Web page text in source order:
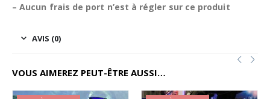
– Aucun frais de port n’est à régler sur ce produit
AVIS (0)
VOUS AIMEREZ PEUT-ÊTRE AUSSI…